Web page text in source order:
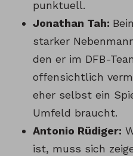
punktuell.
Jonathan Tah:
starker
den er im DFB-
offensichtlich
eher selbst ein
Umfeld braucht.
Antonio Rüdiger:
ist, muss sich